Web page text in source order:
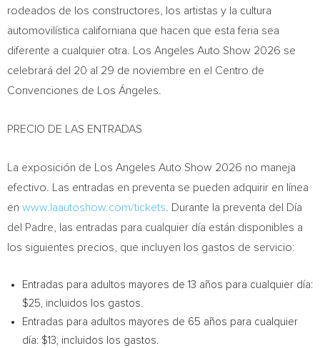
rodeados de los constructores, los artistas y la cultura
automovilística californiana que hacen que esta feria sea
diferente a cualquier otra. Los Angeles Auto Show 2026 se
celebrará del 20 al 29 de noviembre en el Centro de
Convenciones de Los Ángeles.
PRECIO DE LAS ENTRADAS
La exposición de Los Angeles Auto Show 2026 no maneja
efectivo. Las entradas en preventa se pueden adquirir en línea
en www.laautoshow.com/tickets . Durante la preventa del Día
del Padre, las entradas para cualquier día están disponibles a
los siguientes precios, que incluyen los gastos de servicio:
Entradas para adultos mayores de 13 años para cualquier día:
$25, incluidos los gastos.
Entradas para adultos mayores de 65 años para cualquier
día: $13, incluidos los gastos.